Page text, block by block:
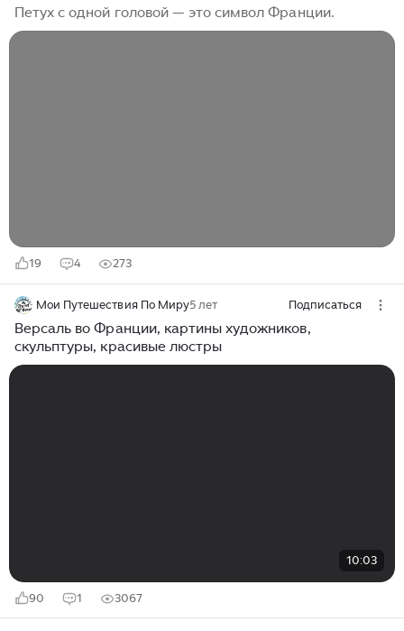
Петух с одной головой — это символ Франции.
19 4 273
Мои Путешествия По Миру5 лет Подписаться
Версаль во Франции, картины художников,
скульптуры, красивые люстры
10:03
90 1 3067